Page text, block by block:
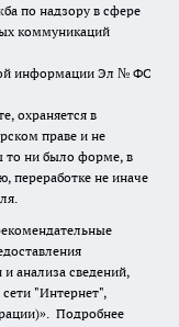
по надзору в сфере
коммуникаций
информации Эл № ФС
охраняется в
праве и не
то ни было форме, в
переработке не иначе
анализа сведений,
"Интернет",
Подробнее